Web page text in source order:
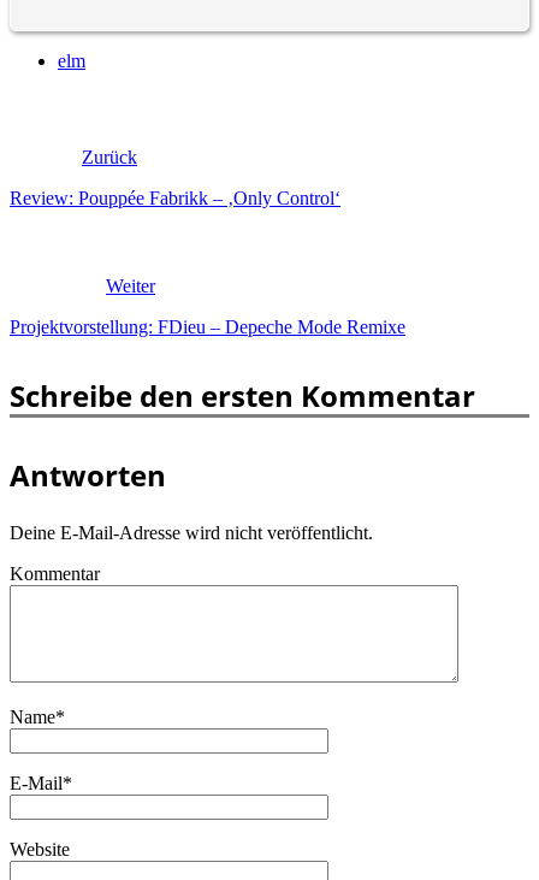
elm
Zurück
Review: Pouppée Fabrikk – ‚Only Control‘
Weiter
Projektvorstellung: FDieu – Depeche Mode Remixe
Schreibe den ersten Kommentar
Antworten
Deine E-Mail-Adresse wird nicht veröffentlicht.
Kommentar
Name*
E-Mail*
Website